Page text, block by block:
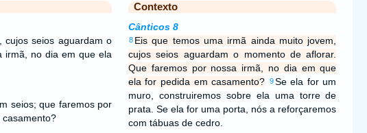
cujos seios aguardam o
irmã, no dia em que ela
seios; que faremos por
casamento?
Contexto
Cânticos 8
8 Eis que temos uma irmã ainda muito jovem,
cujos seios aguardam o momento de aflorar.
Que faremos por nossa irmã, no dia em que
ela for pedida em casamento? 9Se ela for um
muro, construiremos sobre ela uma torre de
prata. Se ela for uma porta, nós a reforçaremos
com tábuas de cedro.